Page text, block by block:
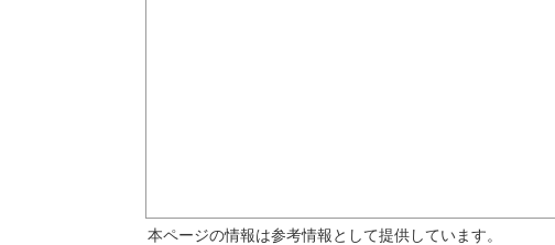
本ページの情報は参考情報として提供しています。